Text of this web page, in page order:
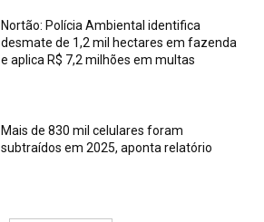
Nortão: Polícia Ambiental identifica
desmate de 1,2 mil hectares em fazenda
e aplica R$ 7,2 milhões em multas
Mais de 830 mil celulares foram
subtraídos em 2025, aponta relatório